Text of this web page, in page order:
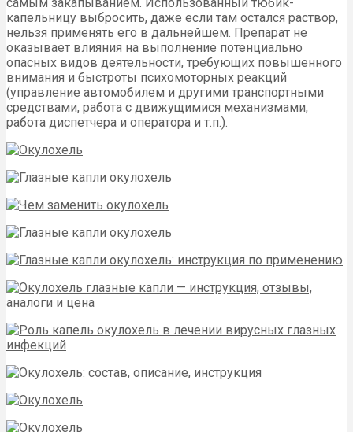
капельницу выбросить, даже если там остался раствор,
нельзя применять его в дальнейшем. Препарат не
оказывает влияния на выполнение потенциально
опасных видов деятельности, требующих повышенного
внимания и быстроты психомоторных реакций
(управление автомобилем и другими транспортными
средствами, работа с движущимися механизмами,
работа диспетчера и оператора и т.п.).